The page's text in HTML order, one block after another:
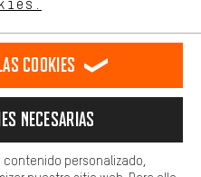
enlaces a plataformas de redes
más contenido e
encontrar los productos adecuados.
cookies
necesarias
personalizado,